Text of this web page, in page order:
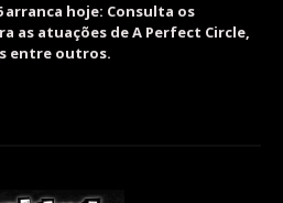
arranca hoje: Consulta os
as atuações de A Perfect Circle,
entre outros.